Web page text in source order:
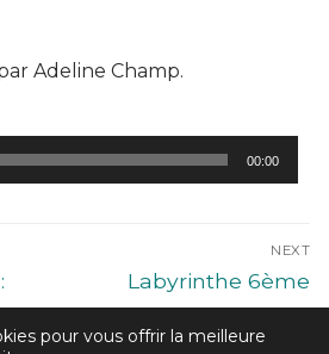
Adeline Champ.
00:00
NEXT
Labyrinthe 6ème
édition c’est samedi !
pour vous offrir la meilleure